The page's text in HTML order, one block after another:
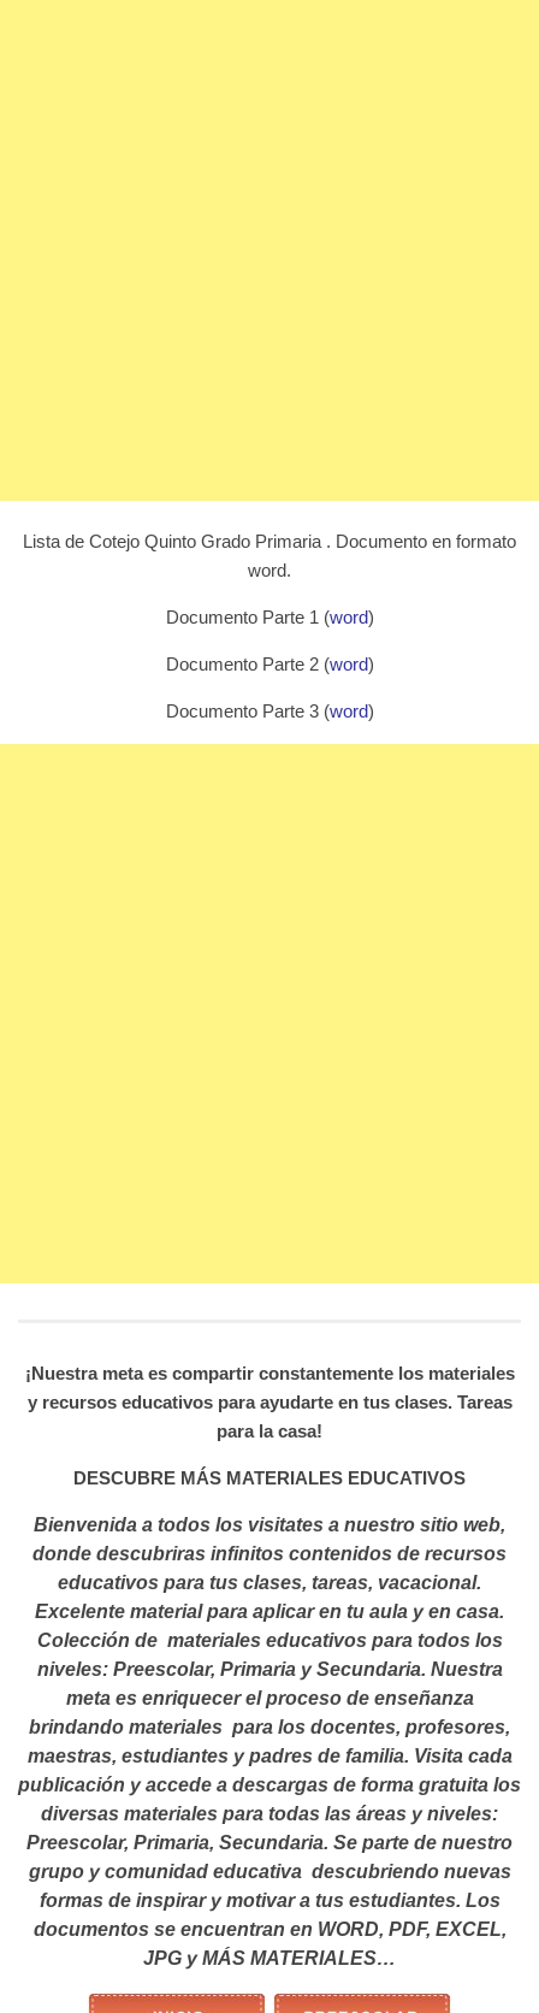
Lista de Cotejo Quinto Grado Primaria . Documento en formato
word.
Documento Parte 1 (word)
Documento Parte 2 (word)
Documento Parte 3 (word)
¡Nuestra meta es compartir constantemente los materiales
y recursos educativos para ayudarte en tus clases. Tareas
para la casa!
DESCUBRE MÁS MATERIALES EDUCATIVOS
Bienvenida a todos los visitates a nuestro sitio web,
donde descubriras infinitos contenidos de recursos
educativos para tus clases, tareas, vacacional.
Excelente material para aplicar en tu aula y en casa.
Colección de materiales educativos para todos los
niveles: Preescolar, Primaria y Secundaria. Nuestra
meta es enriquecer el proceso de enseñanza
brindando materiales para los docentes, profesores,
maestras, estudiantes y padres de familia. Visita cada
publicación y accede a descargas de forma gratuita los
diversas materiales para todas las áreas y niveles:
Preescolar, Primaria, Secundaria. Se parte de nuestro
grupo y comunidad educativa descubriendo nuevas
formas de inspirar y motivar a tus estudiantes. Los
documentos se encuentran en WORD, PDF, EXCEL,
JPG y MÁS MATERIALES…